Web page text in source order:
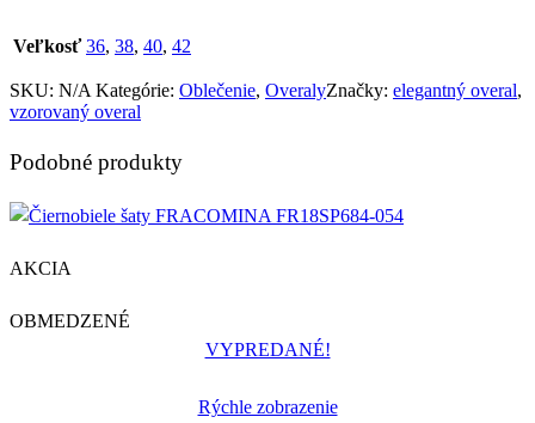
Veľkosť 36, 38, 40, 42
SKU: N/A Kategórie: Oblečenie, OveralyZnačky: elegantný overal,
vzorovaný overal
Podobné produkty
AKCIA
OBMEDZENÉ
VYPREDANÉ!
Rýchle zobrazenie